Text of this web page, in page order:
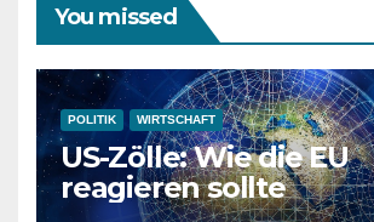
You missed
POLITIK WIRTSCHAFT
US-Zölle: Wie die EU
reagieren sollte